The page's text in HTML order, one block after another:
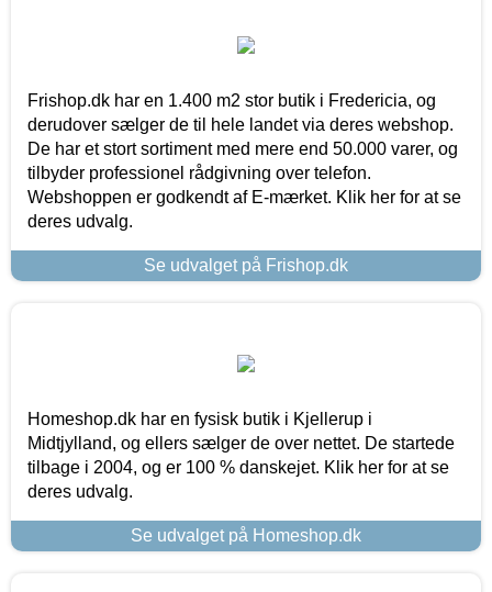
Frishop.dk har en 1.400 m2 stor butik i Fredericia, og
derudover sælger de til hele landet via deres webshop.
De har et stort sortiment med mere end 50.000 varer, og
tilbyder professionel rådgivning over telefon.
Webshoppen er godkendt af E-mærket. Klik her for at se
deres udvalg.
Se udvalget på Frishop.dk
Homeshop.dk har en fysisk butik i Kjellerup i
Midtjylland, og ellers sælger de over nettet. De startede
tilbage i 2004, og er 100 % danskejet. Klik her for at se
deres udvalg.
Se udvalget på Homeshop.dk